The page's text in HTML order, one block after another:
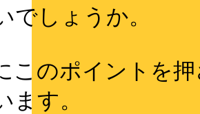
でしょうか。
このポイントを
ます。